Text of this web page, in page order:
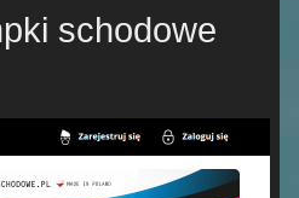
schodowe